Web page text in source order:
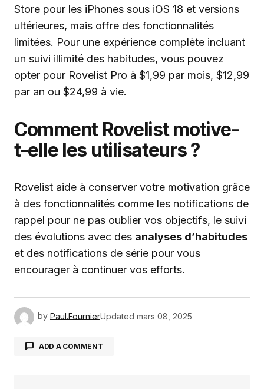
Store pour les iPhones sous iOS 18 et versions
ultérieures, mais offre des fonctionnalités
limitées. Pour une expérience complète incluant
un suivi illimité des habitudes, vous pouvez
opter pour Rovelist Pro à $1,99 par mois, $12,99
par an ou $24,99 à vie.
Comment Rovelist motive-
t-elle les utilisateurs ?
Rovelist aide à conserver votre motivation grâce
à des fonctionnalités comme les notifications de
rappel pour ne pas oublier vos objectifs, le suivi
des évolutions avec des analyses d’habitudes
et des notifications de série pour vous
encourager à continuer vos efforts.
by Paul.FournierUpdated mars 08, 2025
ADD A COMMENT